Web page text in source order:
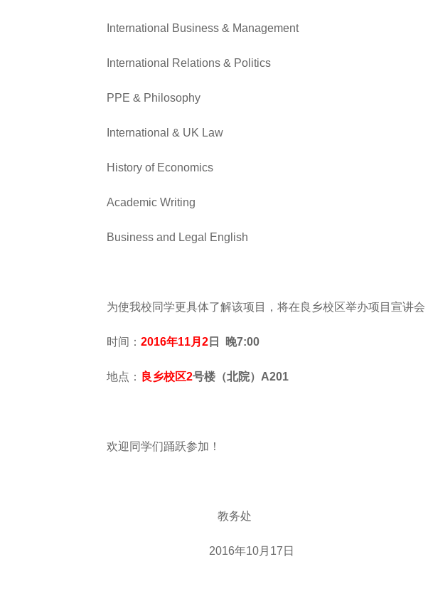
International Business & Management
International Relations & Politics
PPE & Philosophy
International & UK Law
History of Economics
Academic Writing
Business and Legal English
为使我校同学更具体了解该项目，将在良乡校区举办项目宣讲会
时间： 2016年11月2 日 晚7:00
地点： 良乡校区2号楼（北院）A201
欢迎同学们踊跃参加！
教务处
2016年10月17日